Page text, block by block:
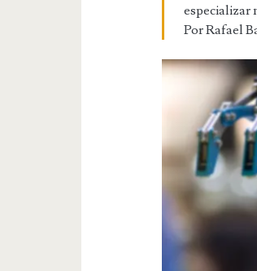
especializar
Por Rafael